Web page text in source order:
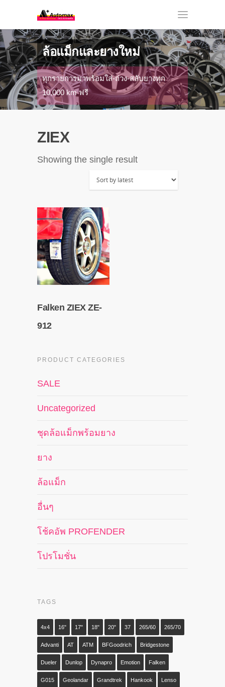
ล้อแม็กและยางใหม่
ทุกรายการมาพร้อมใส่-ถ่วง-สลับยางทุก
10,000 km ฟรี
ZIEX
Showing the single result
Falken ZIEX ZE-
912
PRODUCT CATEGORIES
SALE
Uncategorized
ชุดล้อแม็กพร้อมยาง
ยาง
ล้อแม็ก
อื่นๆ
โช้คอัพ PROFENDER
โปรโมชั่น
TAGS
4x4 16" 17" 18" 20" 37 265/60 265/70
Advanti AT ATM BFGoodrich Bridgestone
Dueler Dunlop Dynapro Emotion Falken
G015 Geolandar Grandtrek Hankook Lenso